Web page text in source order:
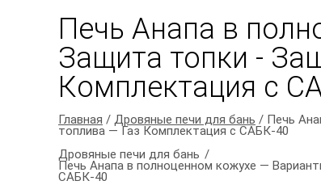
Печь Анапа в
Защита топки -
Комплектация с
Главная / Дровяные печи для бань / Печь
топлива — Газ Комплектация с САБК-40
Дровяные печи для бань
Печь Анапа в полноценном кожухе —
САБК-40